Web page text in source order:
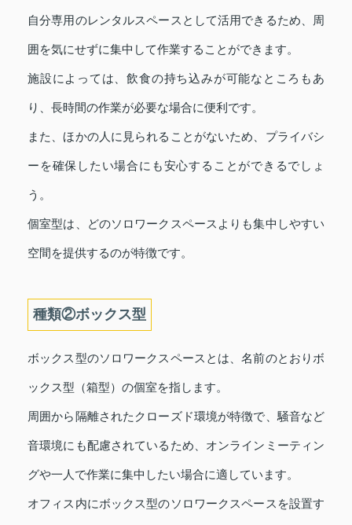
自分専用のレンタルスペースとして活用できるため、周
囲を気にせずに集中して作業することができます。
施設によっては、飲食の持ち込みが可能なところもあ
り、長時間の作業が必要な場合に便利です。
また、ほかの人に見られることがないため、プライバシ
ーを確保したい場合にも安心することができるでしょ
う。
個室型は、どのソロワークスペースよりも集中しやすい
空間を提供するのが特徴です。
種類②ボックス型
ボックス型のソロワークスペースとは、名前のとおりボ
ックス型（箱型）の個室を指します。
周囲から隔離されたクローズド環境が特徴で、騒音など
音環境にも配慮されているため、オンラインミーティン
グや一人で作業に集中したい場合に適しています。
オフィス内にボックス型のソロワークスペースを設置す